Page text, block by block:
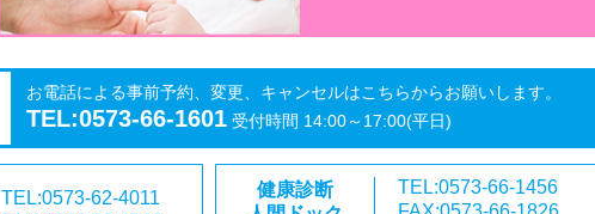
お電話による事前予約、変更、キャンセルはこちらからお願いします。
TEL:0573-66-1601 受付時間 14:00～17:00(平日)
TEL:0573-62-4011
健康診断
TEL:0573-66-1456